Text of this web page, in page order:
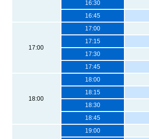
16:30
16:45
17:00
17:00
17:15
17:30
17:45
18:00
18:00
18:15
18:30
18:45
19:00